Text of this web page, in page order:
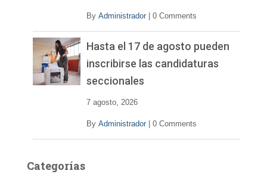
By Administrador 0 Comments
Hasta el 17 de agosto pueden
inscribirse las candidaturas
seccionales
7 agosto, 2026
By Administrador 0 Comments
Categorías